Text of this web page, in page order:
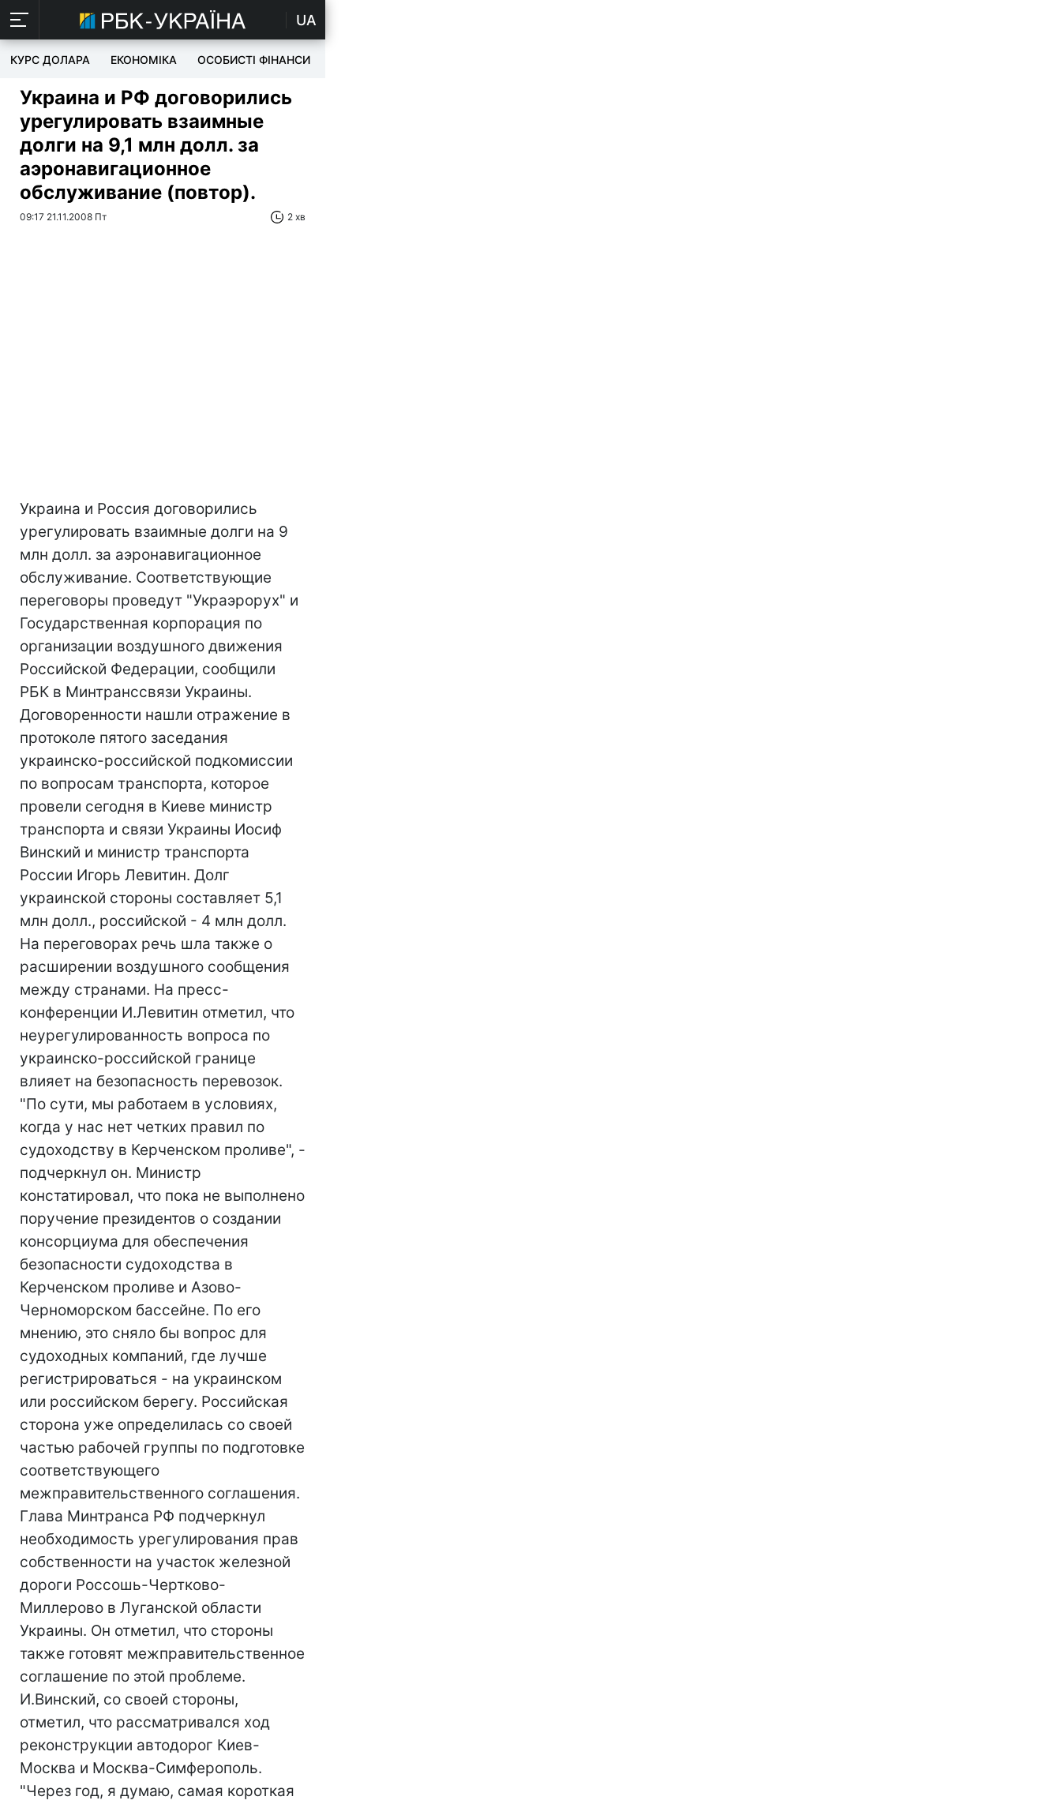
UA
КУРС ДОЛАРА ЕКОНОМІКА ОСОБИСТІ ФІНАНСИ
Украина и РФ договорились
урегулировать взаимные
долги на 9,1 млн долл. за
аэронавигационное
обслуживание (повтор).
09:17 21.11.2008 Пт 2 хв
Украина и Россия договорились
урегулировать взаимные долги на 9
млн долл. за аэронавигационное
обслуживание. Соответствующие
переговоры проведут "Украэрорух" и
Государственная корпорация по
организации воздушного движения
Российской Федерации, сообщили
РБК в Минтранссвязи Украины.
Договоренности нашли отражение в
протоколе пятого заседания
украинско-российской подкомиссии
по вопросам транспорта, которое
провели сегодня в Киеве министр
транспорта и связи Украины Иосиф
Винский и министр транспорта
России Игорь Левитин. Долг
украинской стороны составляет 5,1
млн долл., российской - 4 млн долл.
На переговорах речь шла также о
расширении воздушного сообщения
между странами. На пресс-
конференции И.Левитин отметил, что
неурегулированность вопроса по
украинско-российской границе
влияет на безопасность перевозок.
"По сути, мы работаем в условиях,
когда у нас нет четких правил по
судоходству в Керченском проливе", -
подчеркнул он. Министр
констатировал, что пока не выполнено
поручение президентов о создании
консорциума для обеспечения
безопасности судоходства в
Керченском проливе и Азово-
Черноморском бассейне. По его
мнению, это сняло бы вопрос для
судоходных компаний, где лучше
регистрироваться - на украинском
или российском берегу. Российская
сторона уже определилась со своей
частью рабочей группы по подготовке
соответствующего
межправительственного соглашения.
Глава Минтранса РФ подчеркнул
необходимость урегулирования прав
собственности на участок железной
дороги Россошь-Чертково-
Миллерово в Луганской области
Украины. Он отметил, что стороны
также готовят межправительственное
соглашение по этой проблеме.
И.Винский, со своей стороны,
отметил, что рассматривался ход
реконструкции автодорог Киев-
Москва и Москва-Симферополь.
"Через год, я думаю, самая короткая